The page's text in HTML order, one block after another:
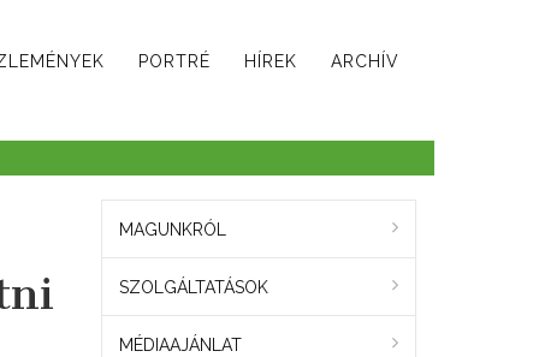
PORTRÉ HÍREK ARCHÍV
MAGUNKRÓL
SZOLGÁLTATÁSOK
MÉDIAAJÁNLAT